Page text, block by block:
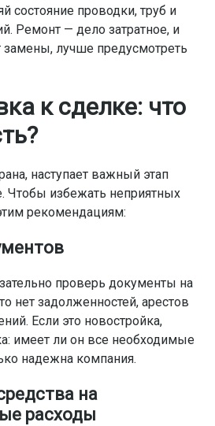
состояние проводки, труб и
Ремонт — дело затратное, и
замены, лучше предусмотреть
к сделке: что
наступает важный этап
Чтобы избежать неприятных
рекомендациям:
проверь документы на
нет задолженностей, арестов
Если это новостройка,
имеет ли он все необходимые
надежна компания.
на
расходы